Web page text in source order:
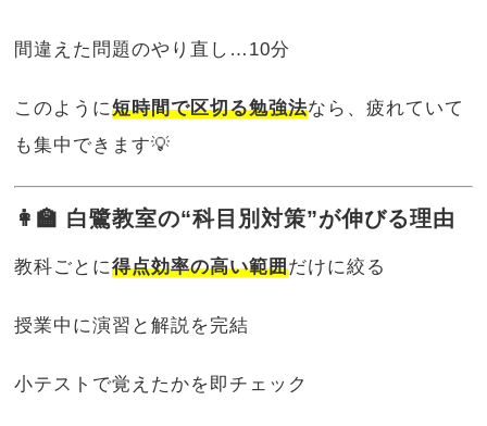
間違えた問題のやり直し…10分
このように短時間で区切る勉強法なら、疲れていて
も集中できます💡
👩‍🏫 白鷺教室の“科目別対策”が伸びる理由
教科ごとに得点効率の高い範囲だけに絞る
授業中に演習と解説を完結
小テストで覚えたかを即チェック